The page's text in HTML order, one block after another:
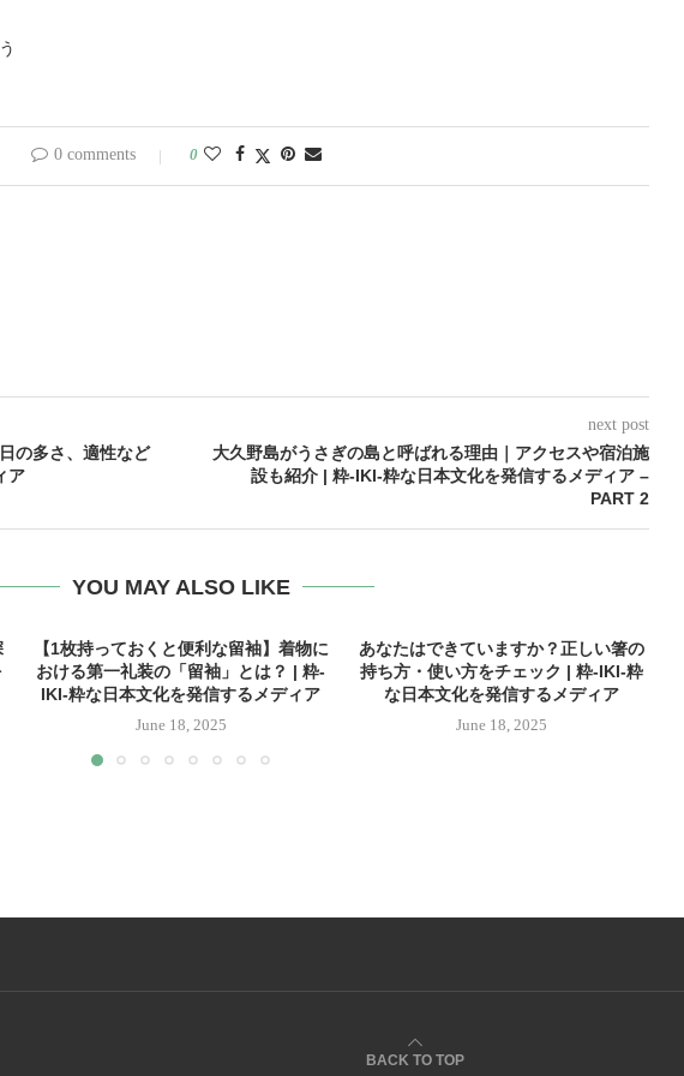
0 comments 0
の多さ、適性など
ア
next post
大久野島がうさぎの島と呼ばれる理由｜アクセスや宿泊施
設も紹介 | 粋-IKI-粋な日本文化を発信するメディア –
PART 2
YOU MAY ALSO LIKE
【1枚持っておくと便利な留袖】着物に
おける第一礼装の「留袖」とは？ | 粋-
IKI-粋な日本文化を発信するメディア
June 18, 2025
あなたはできていますか？正しい箸の
持ち方・使い方をチェック | 粋-IKI-粋
な日本文化を発信するメディア
June 18, 2025
BACK TO TOP